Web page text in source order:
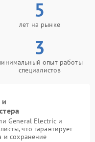
5
лет на рынке
3
опыт работы
специалистов
и
General Electric и
что гарантирует
и сохранение